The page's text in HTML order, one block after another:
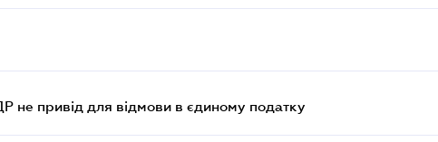
не привід для відмови в єдиному податку